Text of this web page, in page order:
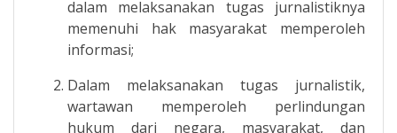
dalam melaksanakan tugas jurnalistiknya
memenuhi hak masyarakat memperoleh
informasi;
Dalam melaksanakan tugas jurnalistik,
wartawan memperoleh perlindungan
hukum dari negara, masyarakat, dan